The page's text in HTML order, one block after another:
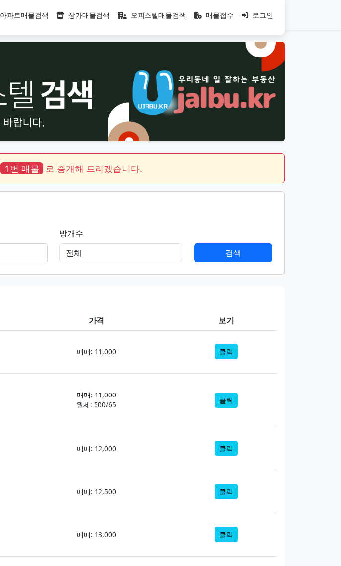
아파트매물검색 상가매물검색 오피스텔매물검색 매물접수 로그인
1번 매물 로 중개해 드리겠습니다.
방개수
검색
가격 보기
매매: 11,000 클릭
매매: 11,000
월세: 500/65
클릭
매매: 12,000 클릭
매매: 12,500 클릭
매매: 13,000 클릭